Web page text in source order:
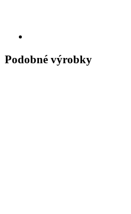
Podobné výrobky